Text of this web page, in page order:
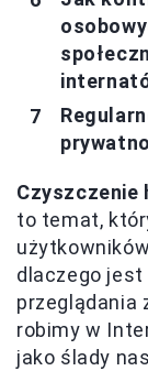
Czyszczenie
to temat,
dlaczego
przeglądania
robimy w
jako ślady